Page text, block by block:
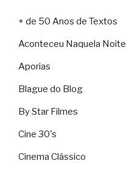
+ de 50 Anos de Textos
Aconteceu Naquela Noite
Aporias
Blague do Blog
By Star Filmes
Cine 30's
Cinema Clássico